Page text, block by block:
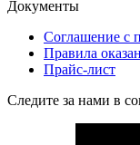
Документы
Соглашение с
Правила
Прайс-лист
Следите за нами в